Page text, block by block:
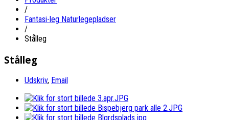
/
Fantasi-leg Naturlegepladser
/
Stålleg
Stålleg
Udskriv, Email